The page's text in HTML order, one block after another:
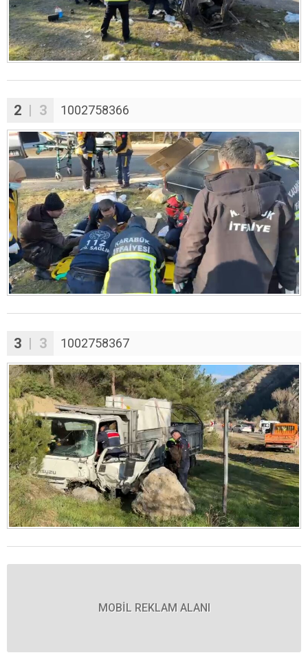
2 | 3 1002758366
3 | 3 1002758367
MOBİL REKLAM ALANI